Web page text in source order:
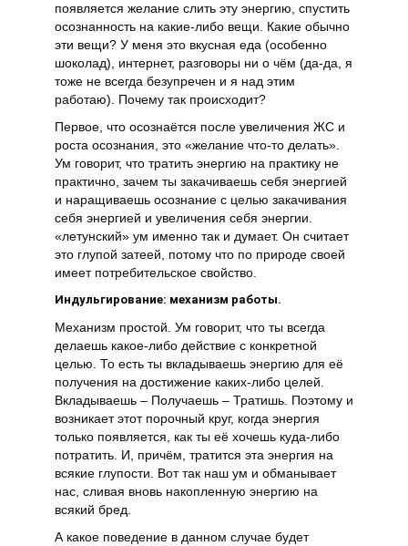
появляется желание слить эту энергию, спустить
осознанность на какие-либо вещи. Какие обычно
эти вещи? У меня это вкусная еда (особенно
шоколад), интернет, разговоры ни о чём (да-да, я
тоже не всегда безупречен и я над этим
работаю). Почему так происходит?
Первое, что осознаётся после увеличения ЖС и
роста осознания, это «желание что-то делать».
Ум говорит, что тратить энергию на практику не
практично, зачем ты закачиваешь себя энергией
и наращиваешь осознание с целью закачивания
себя энергией и увеличения себя энергии.
«летунский» ум именно так и думает. Он считает
это глупой затеей, потому что по природе своей
имеет потребительское свойство.
Индульгирование: механизм работы.
Механизм простой. Ум говорит, что ты всегда
делаешь какое-либо действие с конкретной
целью. То есть ты вкладываешь энергию для её
получения на достижение каких-либо целей.
Вкладываешь – Получаешь – Тратишь. Поэтому и
возникает этот порочный круг, когда энергия
только появляется, как ты её хочешь куда-либо
потратить. И, причём, тратится эта энергия на
всякие глупости. Вот так наш ум и обманывает
нас, сливая вновь накопленную энергию на
всякий бред.
А какое поведение в данном случае будет